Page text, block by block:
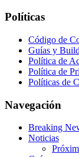
Políticas
Código de
Guías y
Política de
Política de
Políticas de
Navegación
Breaking
Noticias